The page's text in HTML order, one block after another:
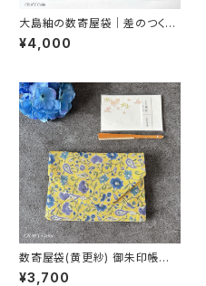
大島紬の数寄屋袋｜差のつく一
点もの｜黒緑菊格子｜御朱印
帳入れにも
¥4,000
数寄屋袋(黄更紗) 御朱印帳入
¥3,700